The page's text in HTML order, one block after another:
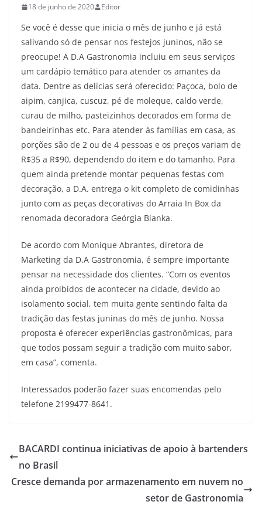
18 de junho de 2020 Editor
Se você é desse que inicia o mês de junho e já está
salivando só de pensar nos festejos juninos, não se
preocupe! A D.A Gastronomia incluiu em seus serviços
um cardápio temático para atender os amantes da
data. Dentre as delícias será oferecido: Paçoca, bolo de
aipim, canjica, cuscuz, pé de moleque, caldo verde,
curau de milho, pasteizinhos decorados em forma de
bandeirinhas etc. Para atender às famílias em casa, as
porções são de 2 ou de 4 pessoas e os preços variam de
R$35 a R$90, dependendo do item e do tamanho. Para
quem ainda pretende montar pequenas festas com
decoração, a D.A. entrega o kit completo de comidinhas
junto com as peças decorativas do Arraia In Box da
renomada decoradora Geórgia Bianka.
De acordo com Monique Abrantes, diretora de
Marketing da D.A Gastronomia, é sempre importante
pensar na necessidade dos clientes. “Com os eventos
ainda proibidos de acontecer na cidade, devido ao
isolamento social, tem muita gente sentindo falta da
tradição das festas juninas do mês de junho. Nossa
proposta é oferecer experiências gastronômicas, para
que todos possam seguir a tradição com muito sabor,
em casa”, comenta.
Interessados poderão fazer suas encomendas pelo
telefone 2199477-8641.
BACARDI continua iniciativas de apoio à bartenders
no Brasil
Cresce demanda por armazenamento em nuvem no
setor de Gastronomia